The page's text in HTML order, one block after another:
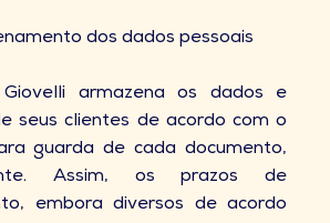
dos dados pessoais
armazena os dados e
seus clientes de acordo com o
guarda de cada documento,
Assim, os prazos de
embora diversos de acordo